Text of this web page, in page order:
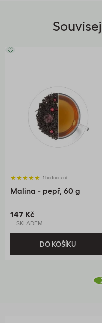
1 hodnocení
Malina - pepř, 60 g
147 Kč
SKLADEM
DO KOŠÍKU